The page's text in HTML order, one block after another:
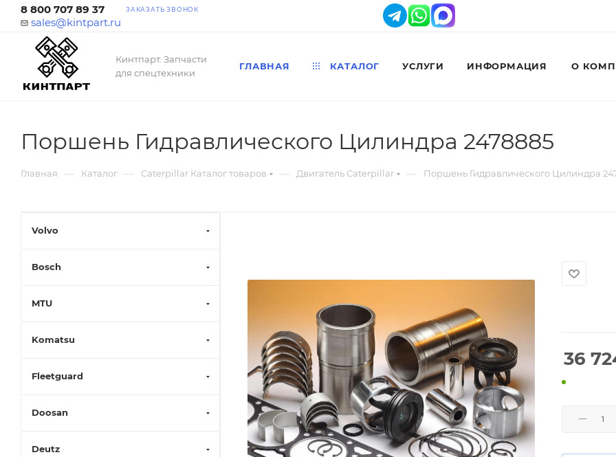
8 800 707 89 37 ЗАКАЗАТЬ ЗВОНОК
sales@kintpart.ru
Кинтпарт. Запчасти
для спецтехники
ГЛАВНАЯ КАТАЛОГ УСЛУГИ ИНФОРМАЦИЯ О
Поршень Гидравлического Цилиндра 2478885
Главная — Каталог — Caterpillar Каталог товаров — Двигатель Caterpillar — Поршень Гидравлического Цилиндра
36
Volvo
Bosch
MTU
Komatsu
Fleetguard
Doosan
Deutz